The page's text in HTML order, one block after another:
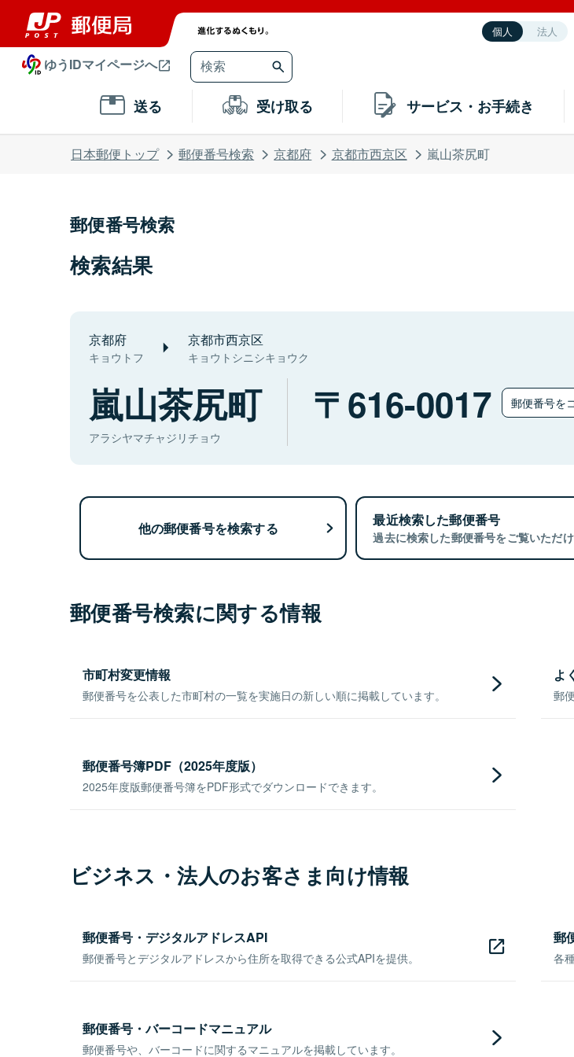
個人 法人
ゆうIDマイページへ
送る 受け取る サービス・お手続き
日本郵便トップ 郵便番号検索 京都府 京都市西京区 嵐山茶尻町
郵便番号検索
検索結果
京都府
キョウトフ
京都市西京区
キョウトシニシキョウク
嵐山茶尻町
アラシヤマチャジリチョウ
616-0017 郵便番号を
他の郵便番号を検索する 最近検索した郵便番号
過去に検索した郵便番号をご覧いただけ
郵便番号検索に関する情報
市町村変更情報
郵便番号を公表した市町村の一覧を実施日の新しい順に掲載しています。
よ
郵
郵便番号簿PDF（2025年度版）
2025年度版郵便番号簿をPDF形式でダウンロードできます。
ビジネス・法人のお客さま向け情報
郵便番号・デジタルアドレスAPI
郵便番号とデジタルアドレスから住所を取得できる公式APIを提供。
郵
各
郵便番号・バーコードマニュアル
郵便番号や、バーコードに関するマニュアルを掲載しています。